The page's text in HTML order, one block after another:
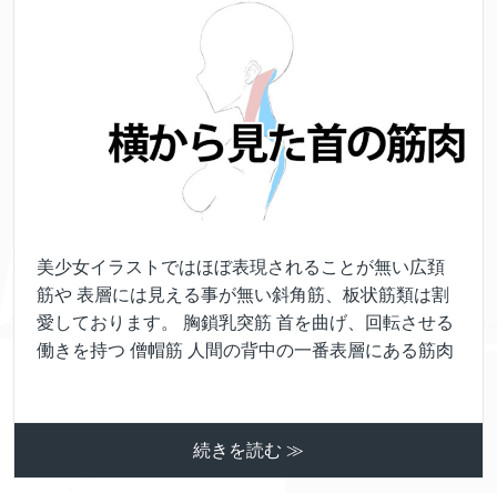
美少女イラストではほぼ表現されることが無い広頚
筋や 表層には見える事が無い斜角筋、板状筋類は割
愛しております。 胸鎖乳突筋 首を曲げ、回転させる
働きを持つ 僧帽筋 人間の背中の一番表層にある筋肉
続きを読む ≫